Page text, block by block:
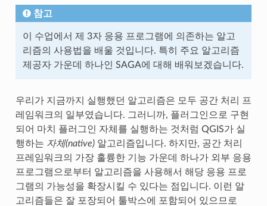
참고
이 수업에서 제 3자 응용 프로그램에 의존하는 알고
리즘의 사용법을 배울 것입니다. 특히 주요 알고리즘
제공자 가운데 하나인 SAGA에 대해 배워보겠습니다.
우리가 지금까지 실행했던 알고리즘은 모두 공간 처리 프
레임워크의 일부였습니다. 그러니까, 플러그인으로 구현
되어 마치 플러그인 자체를 실행하는 것처럼 QGIS가 실
행하는 자체(native)알고리즘입니다. 하지만, 공간 처리
프레임워크의 가장 훌륭한 기능 가운데 하나가 외부 응용
프로그램으로부터 알고리즘을 사용해서 해당 응용 프로
그램의 가능성을 확장시킬 수 있다는 점입니다. 이런 알
고리즘들은 잘 포장되어 툴박스에 포함되어 있으므로